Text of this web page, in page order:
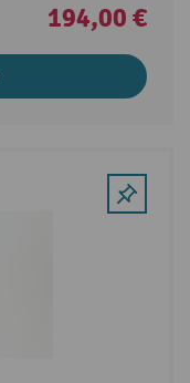
194,00 €